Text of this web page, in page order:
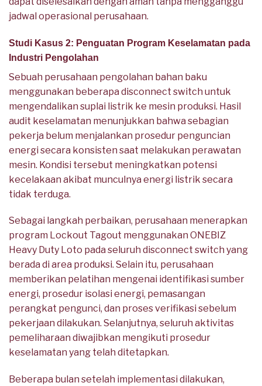
jadwal operasional perusahaan.
Studi Kasus 2: Penguatan Program Keselamatan pada
Industri Pengolahan
Sebuah perusahaan pengolahan bahan baku
menggunakan beberapa disconnect switch untuk
mengendalikan suplai listrik ke mesin produksi. Hasil
audit keselamatan menunjukkan bahwa sebagian
pekerja belum menjalankan prosedur penguncian
energi secara konsisten saat melakukan perawatan
mesin. Kondisi tersebut meningkatkan potensi
kecelakaan akibat munculnya energi listrik secara
tidak terduga.
Sebagai langkah perbaikan, perusahaan menerapkan
program Lockout Tagout menggunakan ONEBIZ
Heavy Duty Loto pada seluruh disconnect switch yang
berada di area produksi. Selain itu, perusahaan
memberikan pelatihan mengenai identifikasi sumber
energi, prosedur isolasi energi, pemasangan
perangkat pengunci, dan proses verifikasi sebelum
pekerjaan dilakukan. Selanjutnya, seluruh aktivitas
pemeliharaan diwajibkan mengikuti prosedur
keselamatan yang telah ditetapkan.
Beberapa bulan setelah implementasi dilakukan,